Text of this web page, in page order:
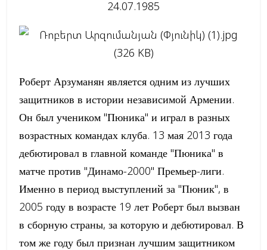
24.07.1985
Роберт Арзуманян является одним из лучших
защитников в истории независимой Армении.
Он был учеником ''Пюника'' и играл в разных
возрастных командах клуба. 13 мая 2013 года
дебютировал в главной команде ''Пюника'' в
матче против "Динамо-2000" Премьер-лиги.
Именно в период выступлений за ''Пюник'', в
2005 году в возрасте 19 лет Роберт был вызван
в сборную страны, за которую и дебютировал. В
том же году был признан лучшим защитником